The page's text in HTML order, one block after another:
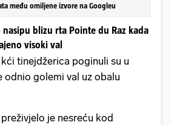
među omiljene izvore na Googleu
blizu rta Pointe du Raz kada
visoki val
tinejdžerica poginuli su u
odnio golemi val uz obalu
je nesreću kod